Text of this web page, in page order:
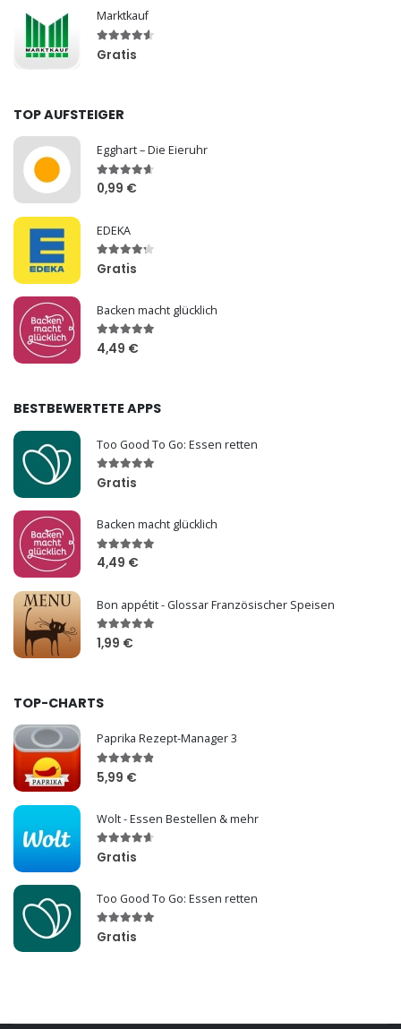
Marktkauf
Gratis
TOP AUFSTEIGER
Egghart – Die Eieruhr
0,99 €
EDEKA
Gratis
Backen macht glücklich
4,49 €
BESTBEWERTETE APPS
Too Good To Go: Essen retten
Gratis
Backen macht glücklich
4,49 €
Bon appétit - Glossar Französischer Speisen
1,99 €
TOP-CHARTS
Paprika Rezept-Manager 3
5,99 €
Wolt - Essen Bestellen & mehr
Gratis
Too Good To Go: Essen retten
Gratis